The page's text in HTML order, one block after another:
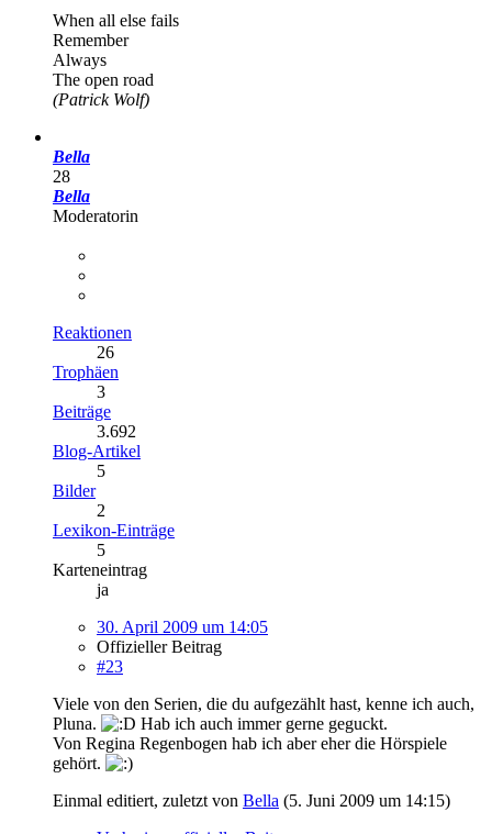
When all else fails
Remember
Always
The open road
(Patrick Wolf)
Bella
28
Bella
Moderatorin
Reaktionen
26
Trophäen
3
Beiträge
3.692
Blog-Artikel
5
Bilder
2
Lexikon-Einträge
5
Karteneintrag
ja
30. April 2009 um 14:05
Offizieller Beitrag
#23
Viele von den Serien, die du aufgezählt hast, kenne ich auch,
Pluna.
Hab ich auch immer gerne geguckt.
Von Regina Regenbogen hab ich aber eher die Hörspiele
gehört.
Einmal editiert, zuletzt von Bella (5. Juni 2009 um 14:15)